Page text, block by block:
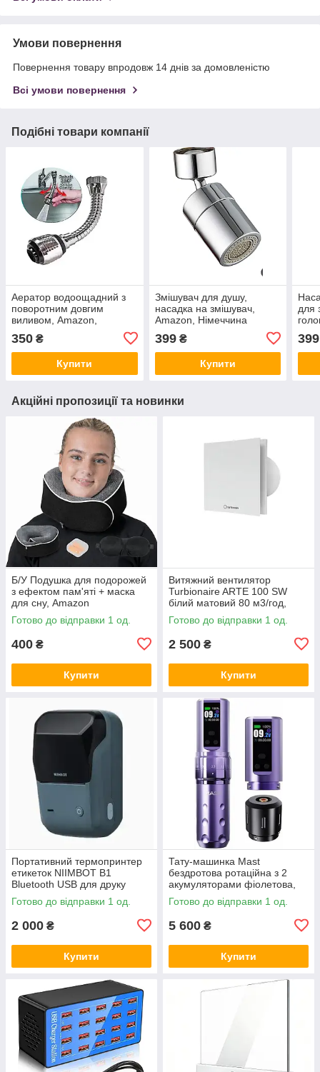
Умови повернення
Повернення товару впродовж 14 днів за домовленістю
Всі умови повернення
Подібні товари компанії
Аератор водоощадний з
поворотним довгим
виливом, Amazon,
350 ₴
Купити
Змішувач для душу,
насадка на змішувач,
Amazon, Німеччина
399₴
Купити
для
399
Акційні пропозиції та новинки
Б/У Подушка для подорожей
з ефектом пам'яті + маска
для сну, Amazon
Готово до відправки 1 од.
400 ₴
Купити
Витяжний вентилятор
Turbionaire ARTE 100 SW
білий матовий 80 м3/год,
Amazon
Готово до відправки 1 од.
2 500 ₴
Купити
Портативний термопринтер
етикеток NIIMBOT B1
Bluetooth USB для друку
цінників, наклейок і штрих-
кодівl, Amazon, Німеччина
Готово до відправки 1 од.
2 000 ₴
Купити
Тату-машинка Mast
бездротова ротаційна з 2
акумуляторами фіолетова,
Amazon
Готово до відправки 1 од.
5 600 ₴
Купити